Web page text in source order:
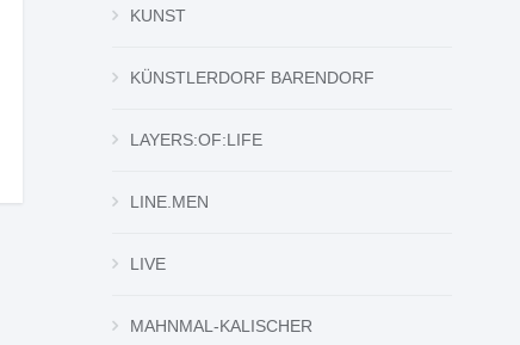
KUNST
KÜNSTLERDORF BARENDORF
LAYERS:OF:LIFE
LINE.MEN
LIVE
MAHNMAL-KALISCHER